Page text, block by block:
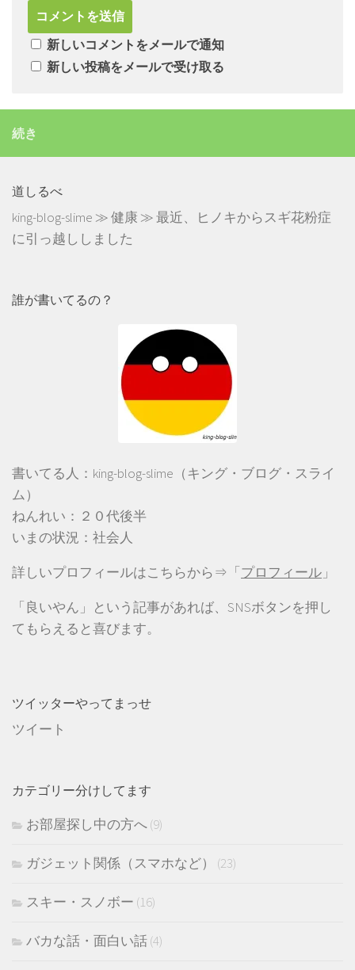
新しいコメントをメールで通知
新しい投稿をメールで受け取る
続き
道しるべ
king-blog-slime ≫健康 ≫最近、ヒノキからスギ花粉症
に引っ越ししました
誰が書いてるの？
書いてる人：king-blog-slime（キング・ブログ・スライ
ム）
ねんれい：２０代後半
いまの状況：社会人
詳しいプロフィールはこちらから⇒「プロフィール 」
「良いやん」という記事があれば、SNSボタンを押し
てもらえると喜びます。
ツイッターやってまっせ
ツイート
カテゴリー分けしてます
お部屋探し中の方へ(9)
ガジェット関係（スマホなど） (23)
スキー・スノボー (16)
バカな話・面白い話(4)